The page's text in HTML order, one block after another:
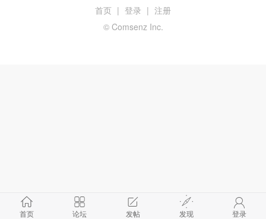
首页 论坛 发帖 发现 登录
首页 | 登录 | 注册
© Comsenz Inc.